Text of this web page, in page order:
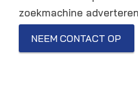
zoekmachine
NEEM CONTACT OP